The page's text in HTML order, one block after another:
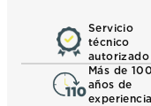
Servicio
técnico
autorizado
Más de 100
años de
experiencia